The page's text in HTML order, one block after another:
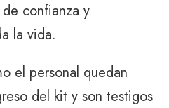
confianza y
la vida.
el personal quedan
del kit y son testigos